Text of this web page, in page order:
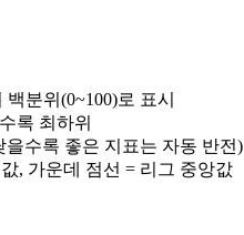
분위(0~100)로 표시
록 최하위
을수록 좋은 지표는 자동 반전)
, 가운데 점선 = 리그 중앙값